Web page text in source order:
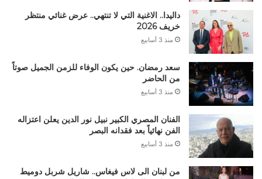
داليدا.. الاغنية التي لا تنتهي.. عرض غنائي منتظر
خريف 2026
منذ 3 أسابيع
سعد رمضان. حين يكون الوفاء للزمن الجميل صوتاً
من الحاضر
منذ 3 أسابيع
الفنان المصري الكبير نبيل نور الدين يعلن اعتزاله
الفن نهائياً بعد فقدانه البصر
منذ 3 أسابيع
من لبنان الى لاس فيغاس.. شاريل شربل دوميط